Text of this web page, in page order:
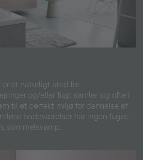
er et naturligt sted for
og/eller fugt samler sig ofte i
til et perfekt miljø for dannelse af
badeværelser har ingen fuger,
skimmelsvamp.